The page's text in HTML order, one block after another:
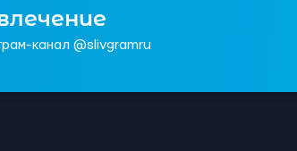
канал @slivgramru